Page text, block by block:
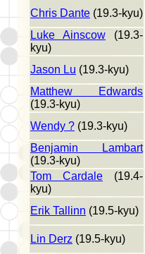
Chris Dante (19.3-kyu)
Luke Ainscow (19.3-
kyu)
Jason Lu (19.3-kyu)
Matthew Edwards
(19.3-kyu)
Wendy ? (19.3-kyu)
Benjamin Lambart
(19.3-kyu)
Tom Cardale (19.4-
kyu)
Erik Tallinn (19.5-kyu)
Lin Derz (19.5-kyu)